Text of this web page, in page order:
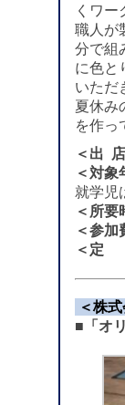
くワー
職人が
分で組
に色と
いただ
夏休み
を作っ
＜出
＜対象
就学児
＜所要
＜参加
＜定
＜株
■「オ